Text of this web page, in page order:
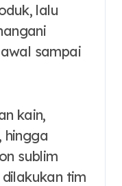
lalu
sampai
kain,
hingga
sublim
tim